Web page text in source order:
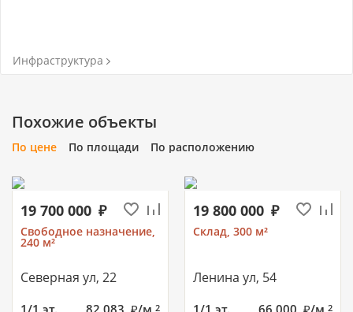
Инфраструктура
Похожие объекты
По цене По площади По расположению
19 700 000
Свободное назначение,
240 м²
Северная ул, 22
1/1 эт. 82 083 /м 2
19 800 000
Склад, 300 м²
Ленина ул, 54
1/1 эт. 66 000 /м 2